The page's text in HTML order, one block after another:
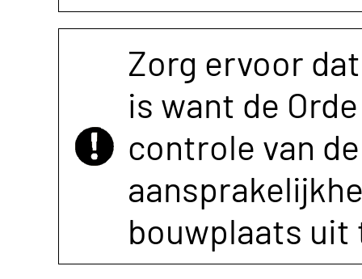
Zorg ervoor
is want de
controle van
bouwplaats uit